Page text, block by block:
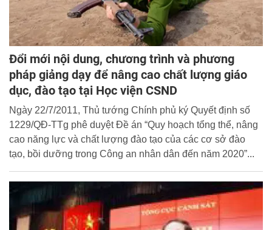
Đổi mới nội dung, chương trình và phương
pháp giảng dạy để nâng cao chất lượng giáo
dục, đào tạo tại Học viện CSND
Ngày 22/7/2011, Thủ tướng Chính phủ ký Quyết định số
1229/QĐ-TTg phê duyệt Đề án “Quy hoạch tổng thể, nâng
cao năng lực và chất lượng đào tạo của các cơ sở đào
tạo, bồi dưỡng trong Công an nhân dân đến năm 2020”...